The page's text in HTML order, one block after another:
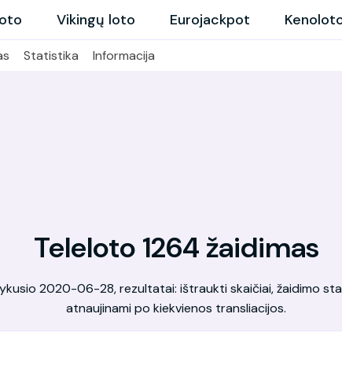
Vikingų loto Eurojackpot
Statistika Informacija
Teleloto 1264 žaidimas
2020-06-28, rezultatai: ištraukti skaičiai, žaidimo
atnaujinami po kiekvienos transliacijos.